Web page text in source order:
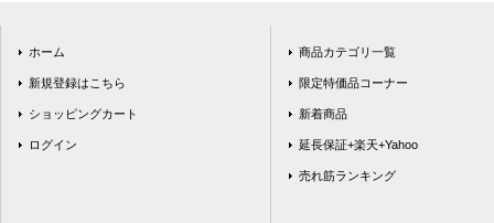
ホーム
新規登録はこちら
ショッピングカート
ログイン
商品カテゴリ一覧
限定特価品コーナー
新着商品
延長保証+楽天+Yahoo
売れ筋ランキング